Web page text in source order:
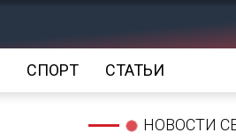
СПОРТ СТАТЬИ
НОВОСТИ